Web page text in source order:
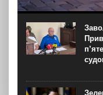
автор: Наталія
“азовців” в
Мовляв, списки
вибух, укладав